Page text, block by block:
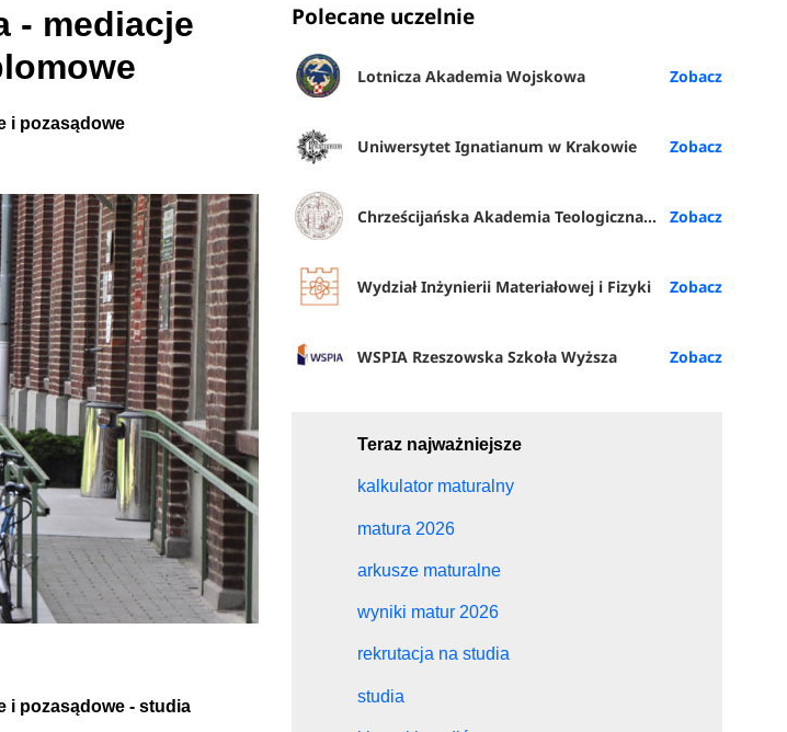
- mediacje
i pozasądowe
i pozasądowe - studia
Polecane uczelnie
Lotnicza Akademia Wojskowa
Uniwersytet Ignatianum w Krakowie
Chrześcijańska Akademia Teologiczna w Warszawie
Wydział Inżynierii Materiałowej i Fizyki
WSPIA Rzeszowska Szkoła Wyższa
Teraz najważniejsze
kalkulator maturalny
matura 2026
arkusze maturalne
wyniki matur 2026
rekrutacja na studia
studia